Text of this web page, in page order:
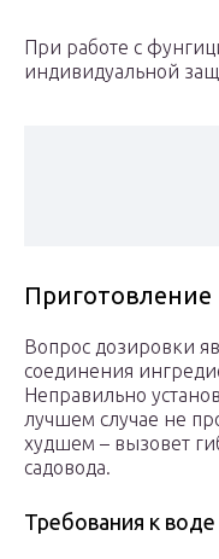
При работе с
индивидуальной
Приготовление
Вопрос дозировки
соединения
Неправильно
лучшем случае не
худшем – вызовет
садовода.
Требования к